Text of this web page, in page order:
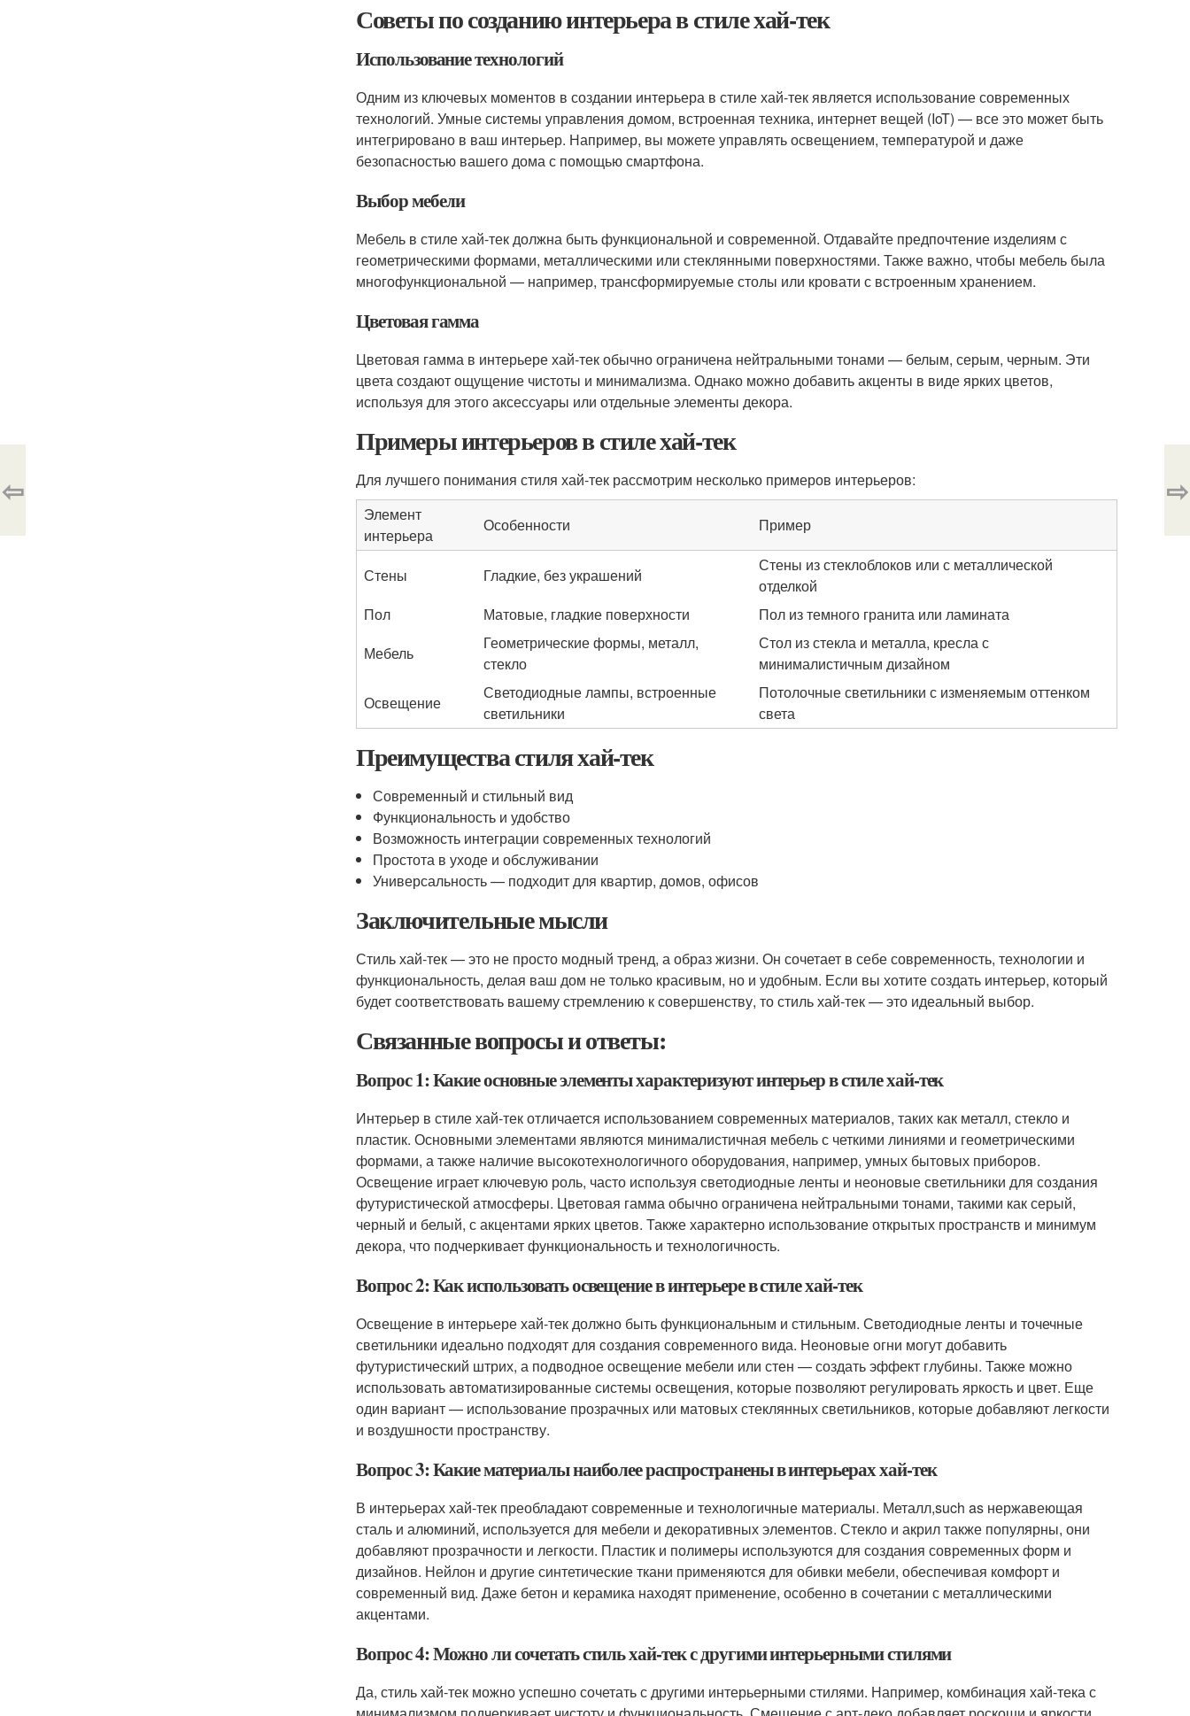
Советы по созданию интерьера в стиле хай-тек
Использование технологий
Одним из ключевых моментов в создании интерьера в стиле хай-тек является использование современных
технологий. Умные системы управления домом, встроенная техника, интернет вещей (IoT) — все это может быть
интегрировано в ваш интерьер. Например, вы можете управлять освещением, температурой и даже
безопасностью вашего дома с помощью смартфона.
Выбор мебели
Мебель в стиле хай-тек должна быть функциональной и современной. Отдавайте предпочтение изделиям с
геометрическими формами, металлическими или стеклянными поверхностями. Также важно, чтобы мебель была
многофункциональной — например, трансформируемые столы или кровати с встроенным хранением.
Цветовая гамма
Цветовая гамма в интерьере хай-тек обычно ограничена нейтральными тонами — белым, серым, черным. Эти
цвета создают ощущение чистоты и минимализма. Однако можно добавить акценты в виде ярких цветов,
используя для этого аксессуары или отдельные элементы декора.
Примеры интерьеров в стиле хай-тек
Для лучшего понимания стиля хай-тек рассмотрим несколько примеров интерьеров:
Элемент
интерьера
Особенности Пример
Стены Гладкие, без украшений
Стены из стеклоблоков или с металлической
отделкой
Пол
Матовые, гладкие поверхности
Пол из темного гранита или ламината
Мебель
Геометрические формы, металл,
стекло
Стол из стекла и металла, кресла с
минималистичным дизайном
Освещение
Светодиодные лампы, встроенные
светильники
Потолочные светильники с изменяемым оттенком
света
Преимущества стиля хай-тек
Современный и стильный вид
Функциональность и удобство
Возможность интеграции современных технологий
Простота в уходе и обслуживании
Универсальность — подходит для квартир, домов, офисов
Заключительные мысли
Стиль хай-тек — это не просто модный тренд, а образ жизни. Он сочетает в себе современность, технологии и
функциональность, делая ваш дом не только красивым, но и удобным. Если вы хотите создать интерьер, который
будет соответствовать вашему стремлению к совершенству, то стиль хай-тек — это идеальный выбор.
Связанные вопросы и ответы:
Вопрос 1: Какие основные элементы характеризуют интерьер в стиле хай-тек
Интерьер в стиле хай-тек отличается использованием современных материалов, таких как металл, стекло и
пластик. Основными элементами являются минималистичная мебель с четкими линиями и геометрическими
формами, а также наличие высокотехнологичного оборудования, например, умных бытовых приборов.
Освещение играет ключевую роль, часто используя светодиодные ленты и неоновые светильники для создания
футуристической атмосферы. Цветовая гамма обычно ограничена нейтральными тонами, такими как серый,
черный и белый, с акцентами ярких цветов. Также характерно использование открытых пространств и минимум
декора, что подчеркивает функциональность и технологичность.
Вопрос 2: Как использовать освещение в интерьере в стиле хай-тек
Освещение в интерьере хай-тек должно быть функциональным и стильным. Светодиодные ленты и точечные
светильники идеально подходят для создания современного вида. Неоновые огни могут добавить
футуристический штрих, а подводное освещение мебели или стен — создать эффект глубины. Также можно
использовать автоматизированные системы освещения, которые позволяют регулировать яркость и цвет. Еще
один вариант — использование прозрачных или матовых стеклянных светильников, которые добавляют легкости
и воздушности пространству.
Вопрос 3: Какие материалы наиболее распространены в интерьерах хай-тек
В интерьерах хай-тек преобладают современные и технологичные материалы. Металл,such as нержавеющая
сталь и алюминий, используется для мебели и декоративных элементов. Стекло и акрил также популярны, они
добавляют прозрачности и легкости. Пластик и полимеры используются для создания современных форм и
дизайнов. Нейлон и другие синтетические ткани применяются для обивки мебели, обеспечивая комфорт и
современный вид. Даже бетон и керамика находят применение, особенно в сочетании с металлическими
акцентами.
Вопрос 4: Можно ли сочетать стиль хай-тек с другими интерьерными стилями
Да, стиль хай-тек можно успешно сочетать с другими интерьерными стилями. Например, комбинация хай-тека с
⇦ ⇨